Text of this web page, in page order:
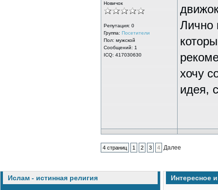
Новичок
Репутация: 0
Группа: Посетители
Пол: мужской
Сообщений: 1
ICQ: 417030630
Лично
хочу
идея,
4 страниц 1 2 3 4 Далее
Ислам - истинная религия Интересное